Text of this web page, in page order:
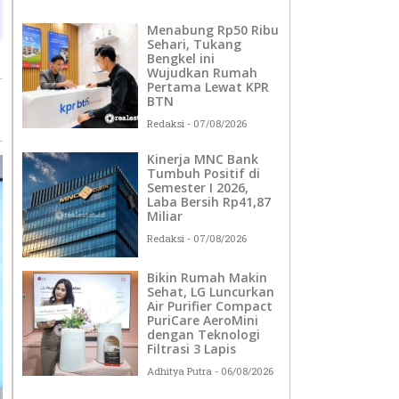
Menabung Rp50 Ribu
Sehari, Tukang
Bengkel ini
Wujudkan Rumah
Pertama Lewat KPR
BTN
Redaksi 07/08/2026
Kinerja MNC Bank
Tumbuh Positif di
Semester I 2026,
Laba Bersih Rp41,87
Miliar
Redaksi 07/08/2026
Bikin Rumah Makin
Sehat, LG Luncurkan
Air Purifier Compact
PuriCare AeroMini
dengan Teknologi
Filtrasi 3 Lapis
Adhitya Putra 06/08/2026